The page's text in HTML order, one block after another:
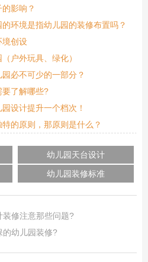
影响？
环境是指幼儿园的装修布置吗？
境创设
户外玩具、绿化）
必不可少的一部分？
了解哪些?
设计提升一个档次！
的原则，那原则是什么？
幼儿园天台设计
幼儿园装修标准
修注意那些问题?
的幼儿园装修?